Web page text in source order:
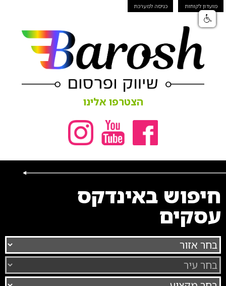
מועדון לקוחות כניסה למערכת
הצטרפו אלינו
חיפוש באינדקס
עסקים